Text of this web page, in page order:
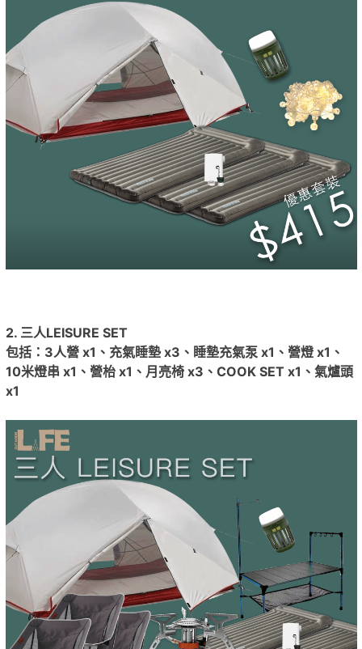
2. 三人LEISURE SET
包括： 3人營 x1 、充氣睡墊x3 、睡墊充氣泵x1 、營燈x1 、
10米燈串 x1 、營枱x1 、月亮椅x3 、 COOK SET x1 、 氣爐頭
x1